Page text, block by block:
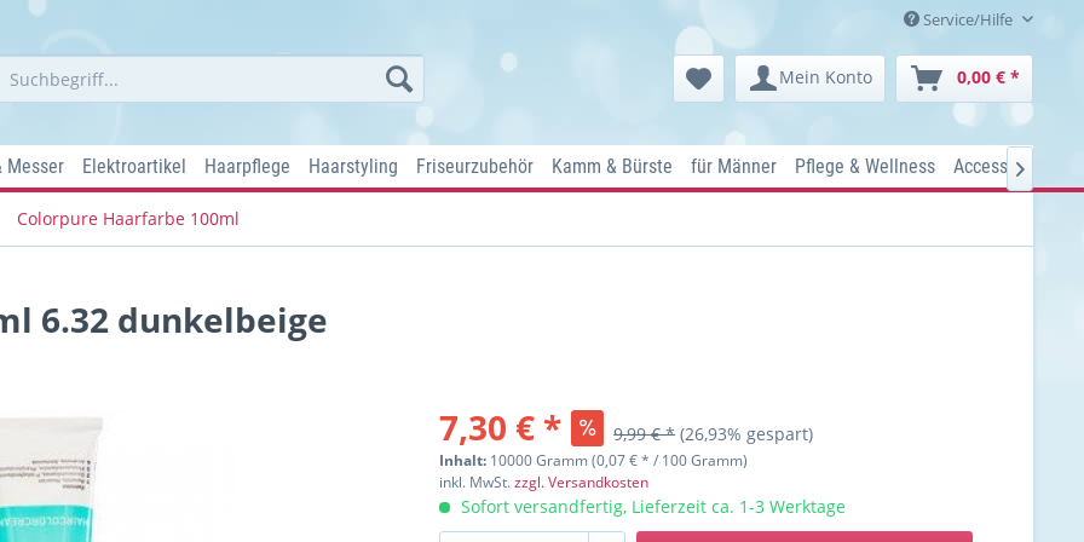
Service/Hilfe
Mein Konto 0,00 € *
Messer Elektroartikel Haarpflege Haarstyling Friseurzubehör Kamm & Bürste für Männer Pflege & Wellness Accessoires

Colorpure Haarfarbe 100ml
6.32 dunkelbeige
7,30 € * 9,99 € * (26,93% gespart)
Inhalt: 10000 Gramm (0,07 € * / 100 Gramm)
inkl. MwSt.zzgl. Versandkosten
Sofort versandfertig, Lieferzeit ca. 1-3 Werktage